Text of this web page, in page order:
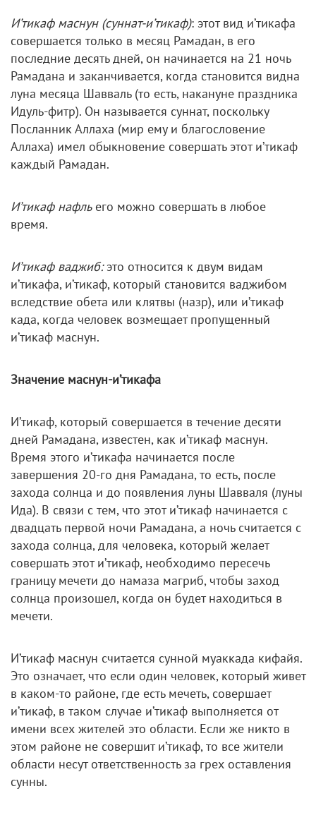
И’тикаф маснун (суннат-и’тикаф): этот вид и’тикафа
совершается только в месяц Рамадан, в его
последние десять дней, он начинается на 21 ночь
Рамадана и заканчивается, когда становится видна
луна месяца Шавваль (то есть, накануне праздника
Идуль-фитр). Он называется суннат, поскольку
Посланник Аллаха (мир ему и благословение
Аллаха) имел обыкновение совершать этот и’тикаф
каждый Рамадан.
И’тикаф нафльего можно совершать в любое
время.
И’тикаф ваджиб:это относится к двум видам
и’тикафа, и’тикаф, который становится ваджибом
вследствие обета или клятвы (назр), или и’тикаф
када, когда человек возмещает пропущенный
и’тикаф маснун.
Значение маснун-и’тикафа
И’тикаф, который совершается в течение десяти
дней Рамадана, известен, как и’тикаф маснун.
Время этого и’тикафа начинается после
завершения 20-го дня Рамадана, то есть, после
захода солнца и до появления луны Шавваля (луны
Ида). В связи с тем, что этот и’тикаф начинается с
двадцать первой ночи Рамадана, а ночь считается с
захода солнца, для человека, который желает
совершать этот и’тикаф, необходимо пересечь
границу мечети до намаза магриб, чтобы заход
солнца произошел, когда он будет находиться в
мечети.
И’тикаф маснун считается сунной муаккада кифайя.
Это означает, что если один человек, который живет
в каком-то районе, где есть мечеть, совершает
и’тикаф, в таком случае и’тикаф выполняется от
имени всех жителей это области. Если же никто в
этом районе не совершит и’тикаф, то все жители
области несут ответственность за грех оставления
сунны.